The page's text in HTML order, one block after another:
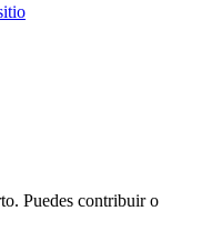
Puedes contribuir o